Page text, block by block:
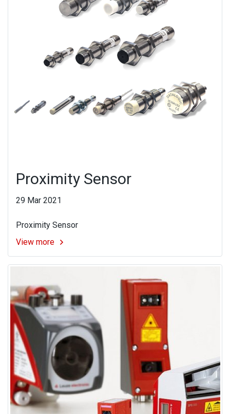
Proximity Sensor
29 Mar 2021
Proximity Sensor
View more